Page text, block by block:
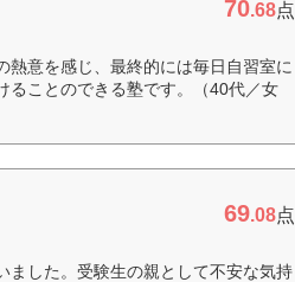
70.68点
意を感じ、最終的には毎日自習室に
ることのできる塾です。（40代／女
69.08点
ました。受験生の親として不安な気持